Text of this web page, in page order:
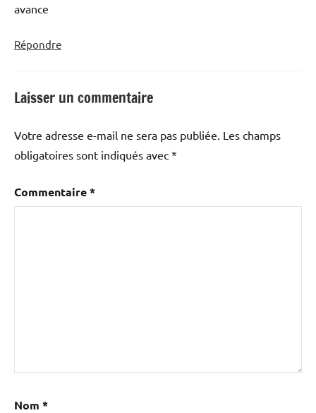
avance
Répondre
Laisser un commentaire
Votre adresse e-mail ne sera pas publiée. Les champs
obligatoires sont indiqués avec *
Commentaire*
Nom *